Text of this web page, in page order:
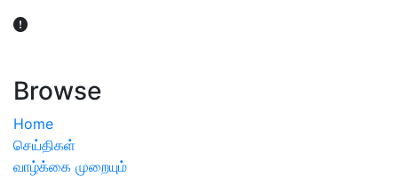
Browse
Home
செய்திகள்
வாழ்க்கை முறையும்